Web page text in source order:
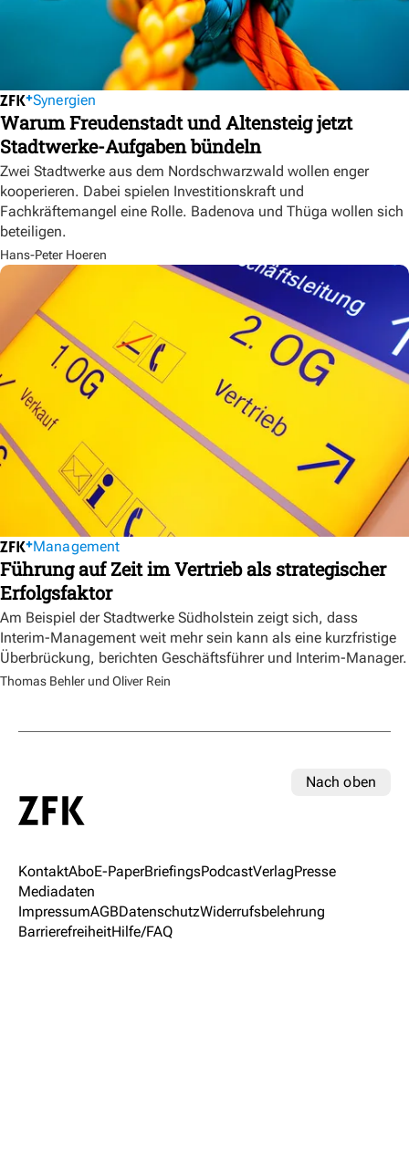
Synergien
Warum Freudenstadt und Altensteig jetzt
Stadtwerke-Aufgaben bündeln
Zwei Stadtwerke aus dem Nordschwarzwald wollen enger
kooperieren. Dabei spielen Investitionskraft und
Fachkräftemangel eine Rolle. Badenova und Thüga wollen sich
beteiligen.
Hans-Peter Hoeren
Management
Führung auf Zeit im Vertrieb als strategischer
Erfolgsfaktor
Am Beispiel der Stadtwerke Südholstein zeigt sich, dass
Interim-Management weit mehr sein kann als eine kurzfristige
Überbrückung, berichten Geschäftsführer und Interim-Manager.
Thomas Behler und Oliver Rein
Nach oben
KontaktAboE-PaperBriefingsPodcastVerlagPresse
Mediadaten
ImpressumAGBDatenschutzWiderrufsbelehrung
BarrierefreiheitHilfe/FAQ